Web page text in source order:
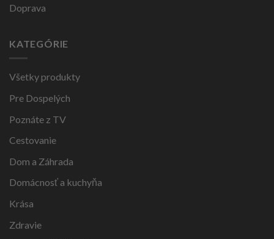
Doprava
KATEGÓRIE
Všetky produkty
Pre Dospelých
Poznáte z TV
Cestovanie
Dom a Záhrada
Domácnosť a kuchyňa
Krása
Zdravie